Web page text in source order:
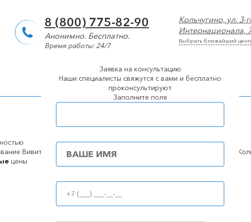
8 (800) 775-82-90
Анонимно. Бесплатно.
Время работы: 24/7
Кольчугино, ул. 3-
Интернационала,
Выбрать ближайший
Лечение алкоголизма Лечение наркомании
цены
Заявка на консультацию
Наши специалисты свяжутся с вами и бесплатно
проконсультируют
Заполните поле